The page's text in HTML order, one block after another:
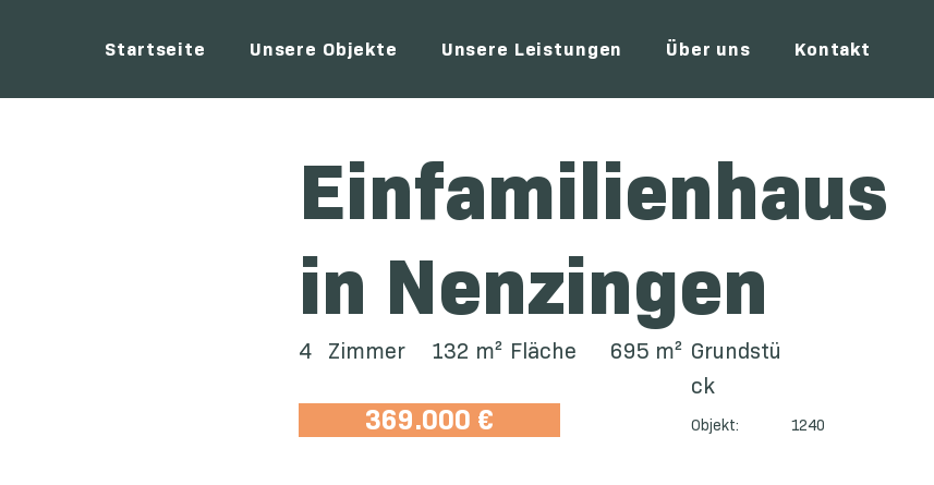
Startseite Unsere Objekte Unsere Leistungen Über uns Kontakt
Einfamilienhaus
in Nenzingen
4 Zimmer 132 m² Fläche 695 m² Grundstü
ck
369.000 € Objekt: 1240